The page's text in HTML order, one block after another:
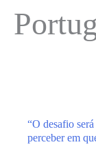
“O desafio
perceber em